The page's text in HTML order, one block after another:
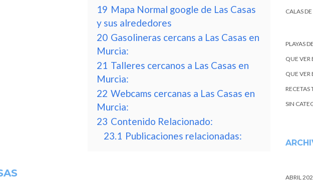
19 Mapa Normal google de Las Casas
y sus alrededores
20 Gasolineras cercans a Las Casas en
Murcia:
21 Talleres cercanos a Las Casas en
Murcia:
22 Webcams cercanas a Las Casas en
Murcia:
23 Contenido Relacionado:
23.1 Publicaciones relacionadas:
CALAS
PLAYAS
QUE VER
QUE VER
RECETAS
SIN
ABRIL